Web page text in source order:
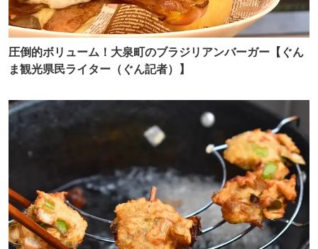
圧倒的ボリューム！大泉町のブラジリアンバーガー【ぐん
ま観光県民ライター（ぐん記者）】